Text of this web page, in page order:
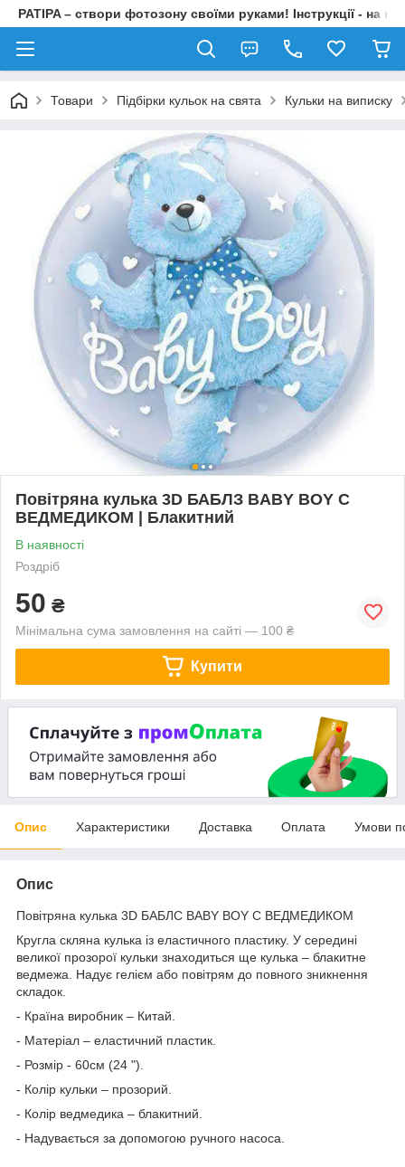
PATIPA – створи фотозону своїми руками! Інструкції - на
Товари Підбірки кульок на свята Кульки на виписку
Повітряна кулька 3D БАБЛЗ BABY BOY C
ВЕДМЕДИКОМ | Блакитний
В наявності
Роздріб
50 ₴
Мінімальна сума замовлення на сайті — 100 ₴
Купити
Опис Характеристики Доставка Оплата Умови
Опис
Повітряна кулька 3D БАБЛС BABY BOY C ВЕДМЕДИКОМ
Кругла скляна кулька із еластичного пластику. У середині
великої прозорої кульки знаходиться ще кулька – блакитне
ведмежа. Надує гелієм або повітрям до повного зникнення
складок.
- Країна виробник – Китай.
- Матеріал – еластичний пластик.
- Розмір - 60см (24 ").
- Колір кульки – прозорий.
- Колір ведмедика – блакитний.
- Надувається за допомогою ручного насоса.